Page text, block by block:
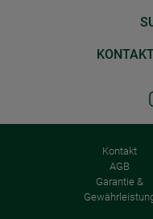
Kontakt
AGB
Garantie &